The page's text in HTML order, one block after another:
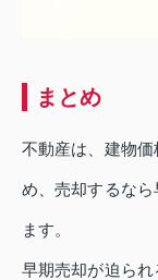
まとめ
不動産は、建物
め、売却するな
ます。
早期売却が迫ら